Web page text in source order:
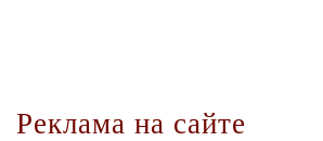
Реклама на сайте